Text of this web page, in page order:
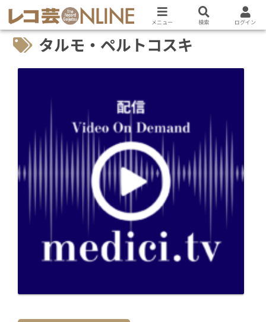
タルモ・ペルトコスキ
メニュー 検索 ログイン